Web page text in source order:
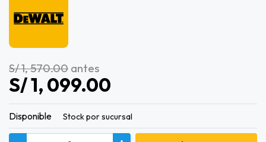
S/ 1, 570.00 antes
S/ 1, 099.00
Disponible Stock por sucursal